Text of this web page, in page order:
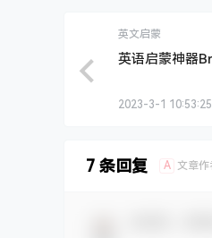
英文启蒙
英语启蒙神器
2023-3-1 10:53:25
7 条回复 A 文章作